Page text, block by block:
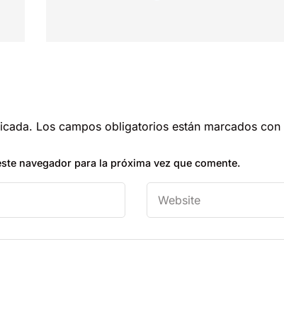
Los campos obligatorios están marcados con
navegador para la próxima vez que comente.